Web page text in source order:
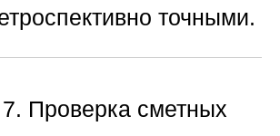
точными.
Проверка сметных